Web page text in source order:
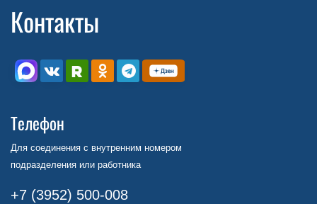
Контакты
Телефон
Для соединения с внутренним номером
подразделения или работника
+7 (3952) 500-008